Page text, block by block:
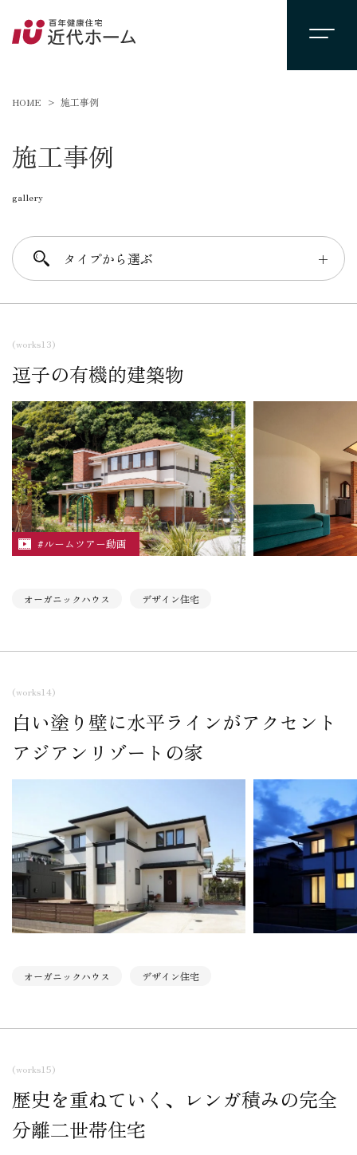
HOME 施工事例
施工事例
gallery
タイプから選ぶ ＋
木の家
こだわり
デザイン住宅
二世帯住宅
たっぷり収納の家
エレベーターのある家
吹き抜け空間の家
地下室がある家
その他
(works13)
逗子の有機的建築物
#ルームツアー動画
オーガニックハウス デザイン住宅
(works14)
白い塗り壁に水平ラインがアクセント
アジアンリゾートの家
オーガニックハウス デザイン住宅
(works15)
歴史を重ねていく、レンガ積みの完全
分離二世帯住宅